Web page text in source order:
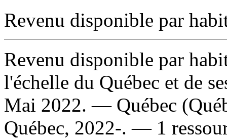
Revenu disponible par
Revenu disponible par
l'échelle du Québec et de
Mai 2022. — Québec
Québec, 2022-. — 1